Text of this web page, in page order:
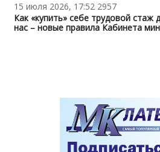
15 июля 2026, 17:52 2957
Как «купить» себе трудовой стаж
нас – новые правила Кабинета